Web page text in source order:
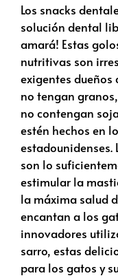
Los snacks
solución dental
amará! Estas
nutritivas son
exigentes dueños
no tengan
no contengan
estén hechos en
estadounidenses.
son lo
estimular la
la máxima salud
encantan a los
innovadores
sarro, estas
para los gatos y